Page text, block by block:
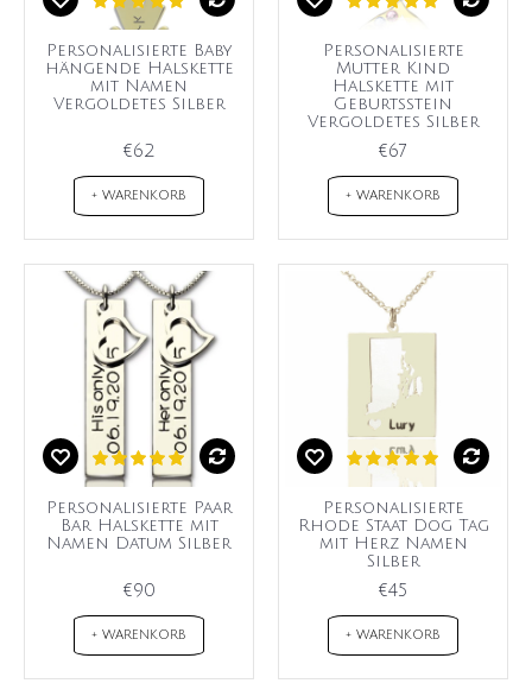
Personalisierte Baby
hängende Halskette
mit Namen
Vergoldetes Silber
€62
+ WARENKORB
Personalisierte
Mutter Kind
Halskette mit
Geburtsstein
Vergoldetes Silber
€67
+ WARENKORB
Personalisierte Paar
Bar Halskette mit
Namen Datum Silber
€90
+ WARENKORB
Personalisierte
Rhode Staat Dog Tag
mit Herz Namen
Silber
€45
+ WARENKORB